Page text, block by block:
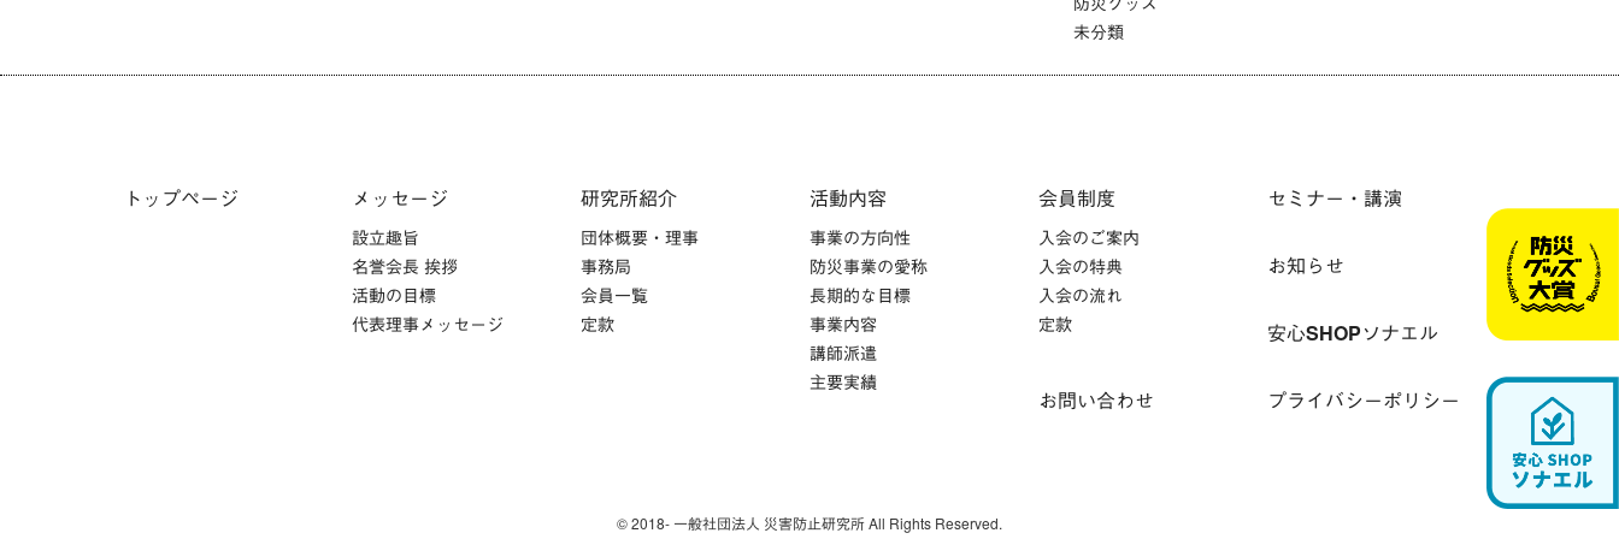
未分類
トップページ メッセージ
設立趣旨
名誉会長 挨拶
活動の目標
代表理事メッセージ
研究所紹介
団体概要・理事
事務局
会員一覧
定款
活動内容
事業の方向性
防災事業の愛称
長期的な目標
事業内容
講師派遣
主要実績
会員制度
入会のご案内
入会の特典
入会の流れ
定款
セミナー・講演
お知らせ
安心SHOPソナエル
お問い合わせ プライバシーポリシー
© 2018- 一般社団法人 災害防止研究所 All Rights Reserved.